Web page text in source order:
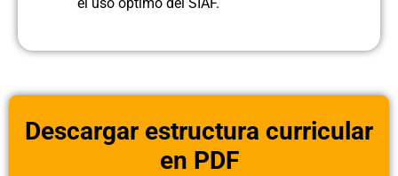
Descargar estructura curricular
en PDF